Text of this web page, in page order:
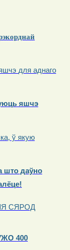
для аднаго
яшчэ
ў якую
што даўно
СЯРОД
400